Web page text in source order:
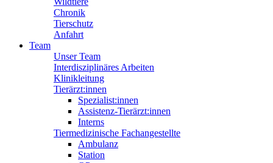
Chronik
Tierschutz
Anfahrt
Team
Unser Team
Interdisziplinäres Arbeiten
Klinikleitung
Tierärzt:innen
Spezialist:innen
Assistenz-Tierärzt:innen
Interns
Tiermedizinische Fachangestellte
Ambulanz
Station